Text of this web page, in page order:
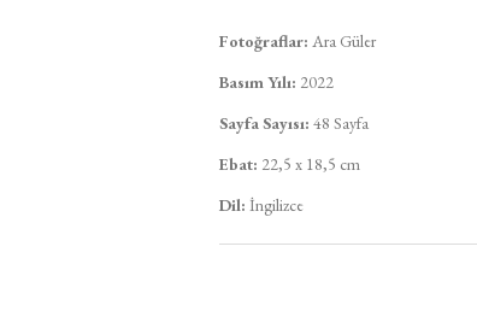
Fotoğraflar: Ara Güler
Basım Yılı: 2022
Sayfa Sayısı: 48 Sayfa
Ebat: 22,5 x 18,5 cm
Dil: İngilizce